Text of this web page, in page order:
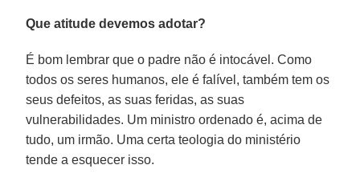
Que atitude devemos adotar?
É bom lembrar que o padre não é intocável. Como
todos os seres humanos, ele é falível, também tem os
seus defeitos, as suas feridas, as suas
vulnerabilidades. Um ministro ordenado é, acima de
tudo, um irmão. Uma certa teologia do ministério
tende a esquecer isso.